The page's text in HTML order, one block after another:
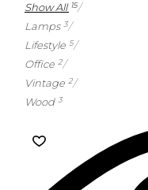
Show All 15
Lamps 3
Lifestyle 5
Office 2
Vintage 2
Wood 3